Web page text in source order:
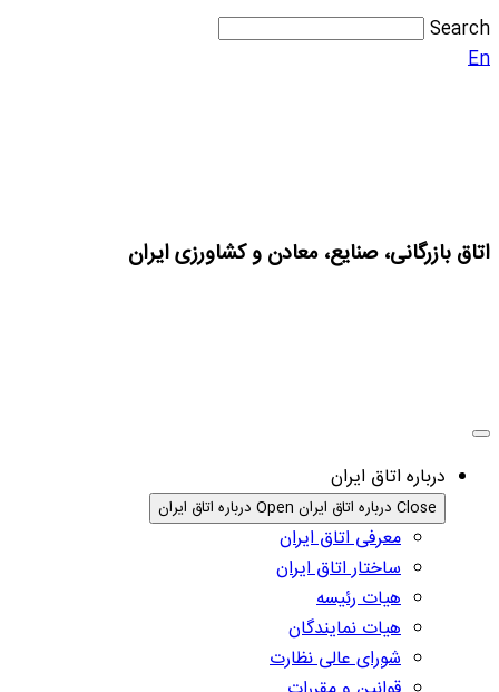
Search
En
اتاق بازرگانی، صنایع، معادن و کشاورزی ایران
درباره اتاق ایران
Close درباره اتاق ایران Open درباره اتاق ایران
معرفی اتاق ایران
ساختار اتاق ایران
هیات رئیسه
هیات نمایندگان
شورای عالی نظارت